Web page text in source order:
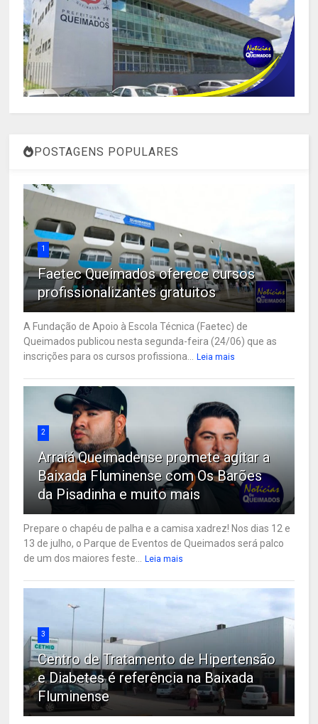
POSTAGENS POPULARES
1
Faetec Queimados oferece cursos
profissionalizantes gratuitos
A Fundação de Apoio à Escola Técnica (Faetec) de
Queimados publicou nesta segunda-feira (24/06) que as
inscrições para os cursos profissiona...
Leia mais
2
Arraiá Queimadense promete agitar a
Baixada Fluminense com Os Barões
da Pisadinha e muito mais
Prepare o chapéu de palha e a camisa xadrez! Nos dias 12 e
13 de julho, o Parque de Eventos de Queimados será palco
de um dos maiores feste...
Leia mais
3
Centro de Tratamento de Hipertensão
e Diabetes é referência na Baixada
Fluminense